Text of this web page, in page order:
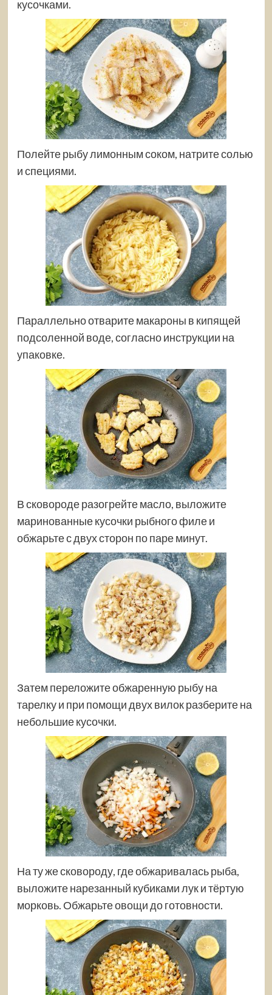
кусочками.
Полейте рыбу лимонным соком, натрите солью
и специями.
Параллельно отварите макароны в кипящей
подсоленной воде, согласно инструкции на
упаковке.
В сковороде разогрейте масло, выложите
маринованные кусочки рыбного филе и
обжарьте с двух сторон по паре минут.
Затем переложите обжаренную рыбу на
тарелку и при помощи двух вилок разберите на
небольшие кусочки.
На ту же сковороду, где обжаривалась рыба,
выложите нарезанный кубиками лук и тёртую
морковь. Обжарьте овощи до готовности.